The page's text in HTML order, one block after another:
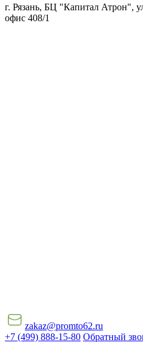
г. Рязань, БЦ "Капитал Атрон",
офис 408/1
zakaz@promto62.ru
+7 (499) 888-15-80 Обратный